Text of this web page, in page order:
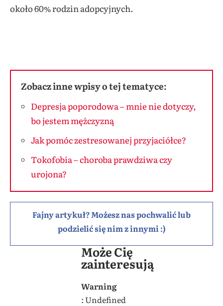
około 60% rodzin adopcyjnych.
Zobacz inne wpisy o tej tematyce:
Depresja poporodowa – mnie nie dotyczy,
bo jestem mężczyzną
Jak pomóc zestresowanej przyjaciółce?
Tokofobia – choroba prawdziwa czy
urojona?
Fajny artykuł? Możesz nas pochwalić lub
podzielić się nim z innymi :)
Może Cię
zainteresują
Warning
: Undefined